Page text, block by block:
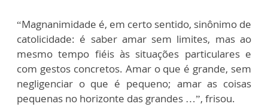
“Magnanimidade é, em certo sentido, sinônimo de
catolicidade: é saber amar sem limites, mas ao
mesmo tempo fiéis às situações particulares e
com gestos concretos. Amar o que é grande, sem
negligenciar o que é pequeno; amar as coisas
pequenas no horizonte das grandes …”, frisou.